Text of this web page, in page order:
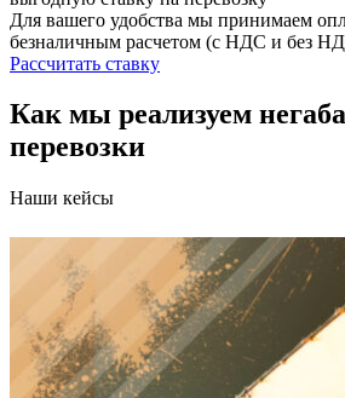
Для вашего удобства мы принимаем
безналичным расчетом (с НДС и без
Рассчитать ставку
Как мы реализуем
перевозки
Наши кейсы